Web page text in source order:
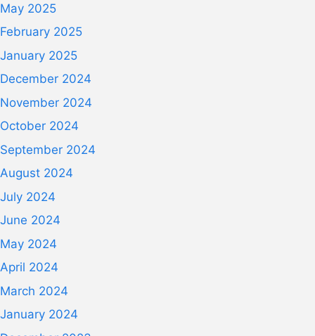
May 2025
February 2025
January 2025
December 2024
November 2024
October 2024
September 2024
August 2024
July 2024
June 2024
May 2024
April 2024
March 2024
January 2024